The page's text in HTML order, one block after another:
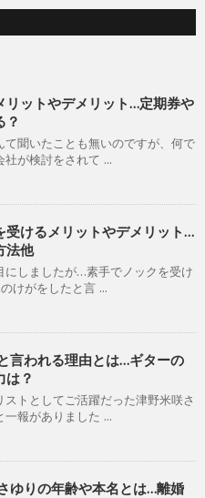
リットやデメリット…定期券や
？
て聞いたことも無いのですが、何で
社が検討をされて ...
受けるメリットやデメリット…
法他
にしましたが…素手でノックを受け
けがをしたと言 ...
言われる理由とは…ギターの
は？
ストとしてご活躍だった津野米咲さ
一報がありました ...
ゆりの年齢や本名とは…離婚